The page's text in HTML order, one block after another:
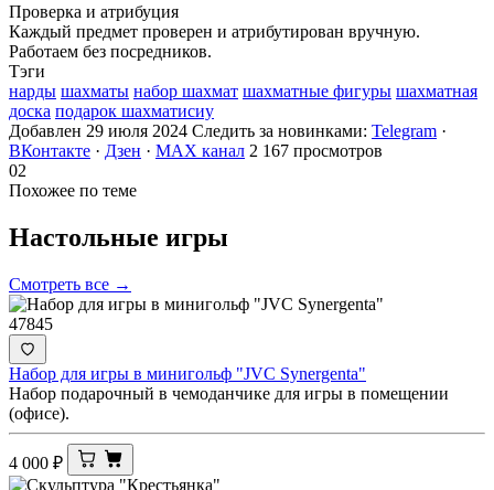
Проверка и атрибуция
Каждый предмет проверен и атрибутирован вручную.
Работаем без посредников.
Тэги
нарды шахматы набор шахмат шахматные фигуры шахматная
доска подарок шахматисиу
Добавлен 29 июля 2024 Следить за новинками: Telegram ·
ВКонтакте · Дзен · MAX канал 2 167 просмотров
02
Похожее по теме
Настольные игры
Смотреть все →
47845
Набор для игры в минигольф "JVC Synergenta"
Набор подарочный в чемоданчике для игры в помещении
(офисе).
4 000 ₽